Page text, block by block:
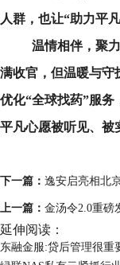
人群，也让“助力平
温情相伴，聚
满收官，但温暖与守
优化“全球找药”服
平凡心愿被听见、被
下一篇： 逸安启亮相北
上一篇： 金汤令2.0重磅
延伸阅读：
东融金服:贷后管理很重